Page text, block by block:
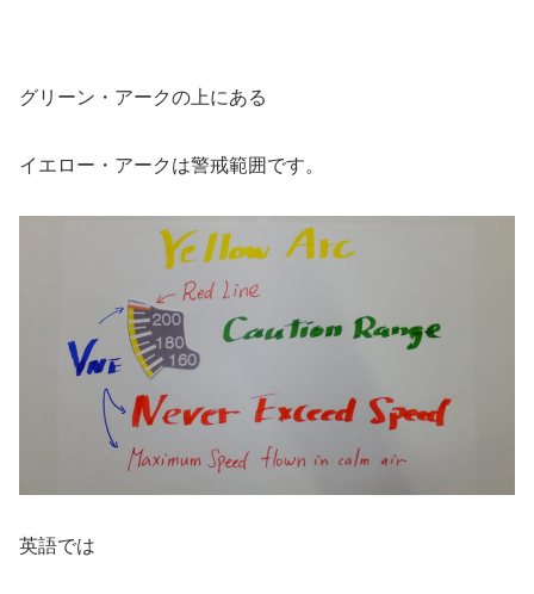
グリーン・アークの上にある
イエロー・アークは警戒範囲です。
英語では